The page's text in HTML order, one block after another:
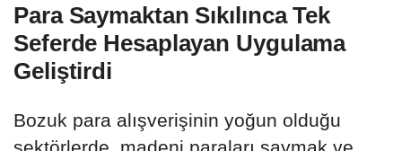
Para Saymaktan Sıkılınca Tek
Seferde Hesaplayan Uygulama
Geliştirdi
Bozuk para alışverişinin yoğun olduğu
sektörlerde, madeni paraları saymak ve